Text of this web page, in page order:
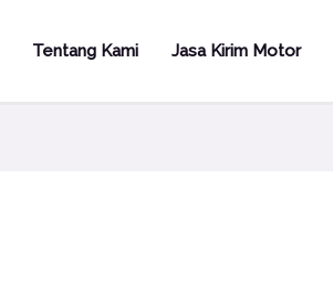
Tentang Kami Jasa Kirim Motor